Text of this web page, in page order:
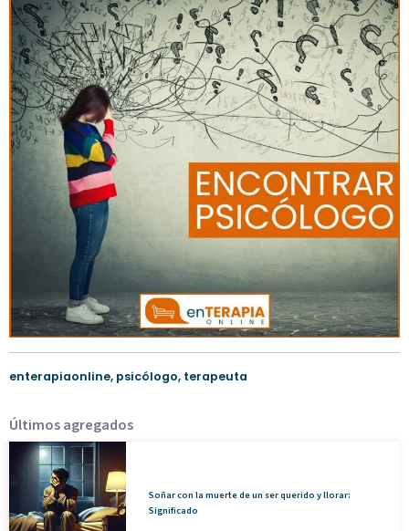
enterapiaonline, psicólogo, terapeuta
Últimos agregados
Soñar con la muerte de un ser querido y llorar:
Significado